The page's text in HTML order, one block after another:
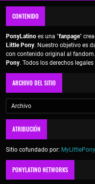
CONTENIDO
PonyLatino es una "fanpage"
Little Pony. Nuestro objetivo es
con contenido original al
Pony. Todos los derechos legales
ARCHIVO DEL SITIO
ATRIBUCIÓN
Sitio cofundado por:
PONYLATINO NETWORKS